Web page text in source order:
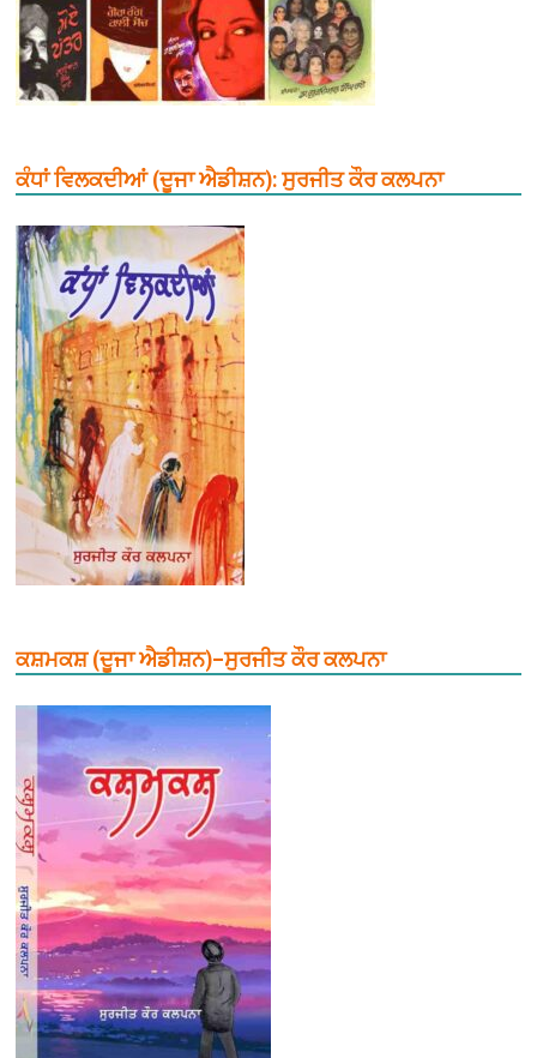
ਕੰਧਾਂ ਵਿਲਕਦੀਆਂ (ਦੂਜਾ ਐਡੀਸ਼ਨ): ਸੁਰਜੀਤ ਕੌਰ ਕਲਪਨਾ
ਕਸ਼ਮਕਸ਼ (ਦੂਜਾ ਐਡੀਸ਼ਨ)–ਸੁਰਜੀਤ ਕੌਰ ਕਲਪਨਾ